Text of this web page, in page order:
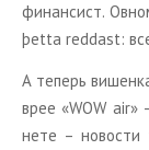
фи­нан­сист.
þetta reddast:
А те­перь
врее «WOW
не­те – но­во­сти